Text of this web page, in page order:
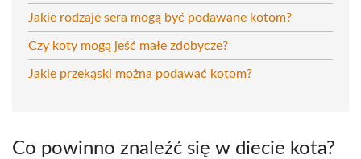
Jakie rodzaje sera mogą być podawane kotom?
Czy koty mogą jeść małe zdobycze?
Jakie przekąski można podawać kotom?
Co powinno znaleźć się w diecie kota?